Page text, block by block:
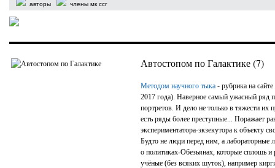
авторы члены мк ссг
Автостопом по Галактике (7)
Методом научного тыка - рубрика на сайте
2017 года). Наверное самый ужасный ряд
портретов. И дело не только в тяжести их
есть ряды более преступные... Поражает
экспериментатора-экзекутора к объекту
Будто не люди перед ним, а лабораторные
о политиках-Обезьянах, которые сплошь
учёные (без всяких шуток), например